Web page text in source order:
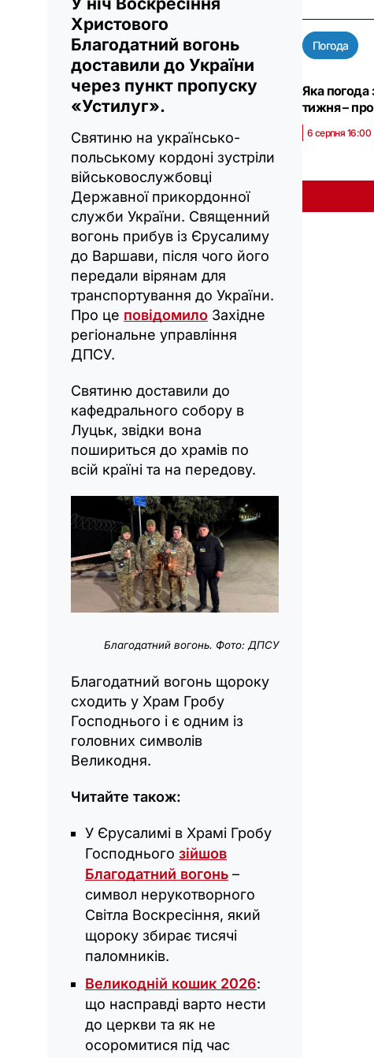
Христового
Благодатний вогонь
доставили до України
через пункт пропуску
«Устилуг».
Святиню на українсько-
польському кордоні зустріли
військовослужбовці
Державної прикордонної
служби України. Священний
вогонь прибув із Єрусалиму
до Варшави, після чого його
передали вірянам для
транспортування до України.
Про це повідомило Західне
регіональне управління
ДПСУ.
Святиню доставили до
кафедрального собору в
Луцьк, звідки вона
пошириться до храмів по
всій країні та на передову.
Благодатний вогонь. Фото: ДПСУ
Благодатний вогонь щороку
сходить у Храм Гробу
Господнього і є одним із
головних символів
Великодня.
Читайте також:
У Єрусалимі в Храмі Гробу
Господнього зійшов
Благодатний вогонь –
символ нерукотворного
Світла Воскресіння, який
щороку збирає тисячі
паломників.
Великодній кошик 2026:
що насправді варто нести
до церкви та як не
осоромитися під час
Погода
Яка погода
тижня –
6 серпня 16:00